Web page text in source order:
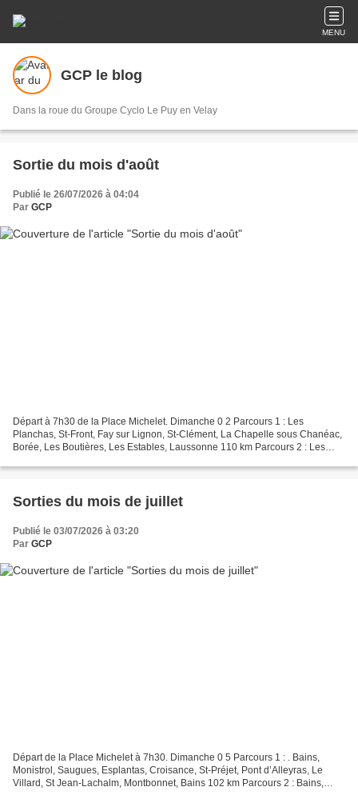
MENU
GCP le blog
Dans la roue du Groupe Cyclo Le Puy en Velay
Sortie du mois d'août
Publié le 26/07/2026 à 04:04
Par GCP
Départ à 7h30 de la Place Michelet. Dimanche 0 2 Parcours 1 : Les
Planchas, St-Front, Fay sur Lignon, St-Clément, La Chapelle sous Chanéac,
Borée, Les Boutières, Les Estables, Laussonne 110 km Parcours 2 : Les
Sorties du mois de juillet
Publié le 03/07/2026 à 03:20
Par GCP
Départ de la Place Michelet à 7h30. Dimanche 0 5 Parcours 1 : . Bains,
Monistrol, Saugues, Esplantas, Croisance, St-Préjet, Pont d’Alleyras, Le
Villard, St Jean-Lachalm, Montbonnet, Bains 102 km Parcours 2 : Bains,